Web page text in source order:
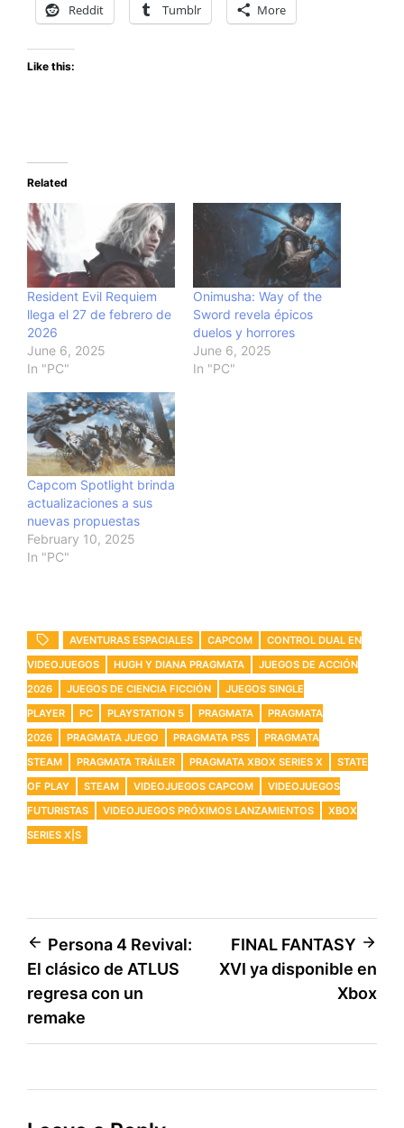
Reddit Tumblr More
Like this:
Related
Resident Evil Requiem
llega el 27 de febrero de
2026
June 6, 2025
In "PC"
Onimusha: Way of the
Sword revela épicos
duelos y horrores
June 6, 2025
In "PC"
Capcom Spotlight brinda
actualizaciones a sus
nuevas propuestas
February 10, 2025
In "PC"
AVENTURAS ESPACIALES CAPCOM
CONTROL DUAL EN
VIDEOJUEGOS
HUGH Y DIANA PRAGMATA
JUEGOS DE ACCIÓN
2026
JUEGOS DE CIENCIA FICCIÓN
JUEGOS SINGLE
PLAYER
PC PLAYSTATION 5 PRAGMATA
PRAGMATA
2026
PRAGMATA JUEGO PRAGMATA PS5
PRAGMATA
STEAM
PRAGMATA TRÁILER PRAGMATA XBOX SERIES X
STATE
OF PLAY
STEAM VIDEOJUEGOS CAPCOM
VIDEOJUEGOS
FUTURISTAS
VIDEOJUEGOS PRÓXIMOS LANZAMIENTOS
XBOX
SERIES X|S
Post
navigation
Persona 4 Revival:
El clásico de ATLUS
regresa con un
remake
FINAL FANTASY
XVI ya disponible en
Xbox